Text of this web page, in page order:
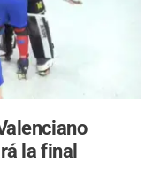
la final